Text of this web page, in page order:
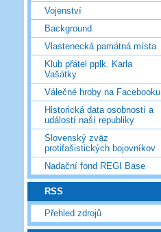
Vojenství
Background
Vlastenecká památná místa
Klub přátel pplk. Karla
Vašátky
Válečné hroby na Facebooku
Historická data osobností a
událostí naší republiky
Slovenský zväz
protifašistických bojovníkov
Nadační fond REGI Base
RSS
Přehled zdrojů